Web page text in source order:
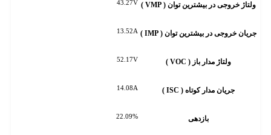
ولتاژ خروجی در بیشترین توان ( VMP ) 43.27V
جریان خروجی در بیشترین توان ( IMP ) 13.52A
ولتاژ مدار باز ( VOC ) 52.17V
جریان مدار کوتاه ( ISC ) 14.08A
بازدهی 22.09%